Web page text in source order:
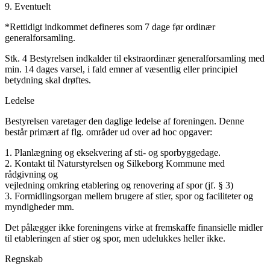
9. Eventuelt
*Rettidigt indkommet defineres som 7 dage før ordinær
generalforsamling.
Stk. 4 Bestyrelsen indkalder til ekstraordinær generalforsamling med
min. 14 dages varsel, i fald emner af væsentlig eller principiel
betydning skal drøftes.
Ledelse
Bestyrelsen varetager den daglige ledelse af foreningen. Denne
består primært af flg. områder ud over ad hoc opgaver:
1. Planlægning og eksekvering af sti- og sporbyggedage.
2. Kontakt til Naturstyrelsen og Silkeborg Kommune med
rådgivning og
vejledning omkring etablering og renovering af spor (jf. § 3)
3. Formidlingsorgan mellem brugere af stier, spor og faciliteter og
myndigheder mm.
Det pålægger ikke foreningens virke at fremskaffe finansielle midler
til etableringen af stier og spor, men udelukkes heller ikke.
Regnskab